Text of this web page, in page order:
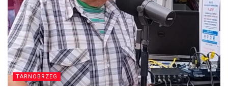
TARNOBRZEG